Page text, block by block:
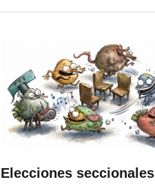
Elecciones seccionales